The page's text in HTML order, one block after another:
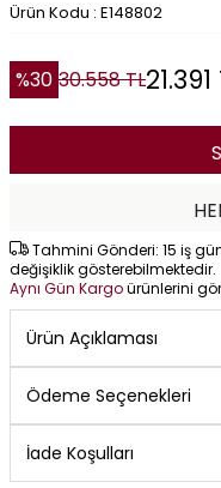
Ürün Kodu : E148802
%30 30.558TL21.391
Tahmini Gönderi: 15 iş
değişiklik gösterebilmektedir.
Aynı Gün Kargoürünlerini
Ürün Açıklaması
Ödeme Seçenekleri
İade Koşulları